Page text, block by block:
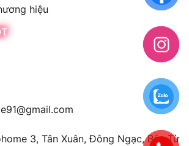
hiệu
3, Tân Xuân, Đông Ngạc, Bắc Từ